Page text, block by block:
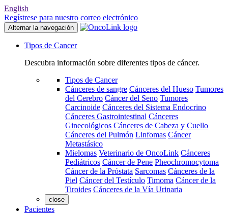
English
Regístrese para nuestro correo electrónico
Alternar la navegación
Tipos de Cancer
Descubra información sobre diferentes tipos de cáncer.
Tipos de Cancer
Cánceres de sangre Cánceres del Hueso Tumores
del Cerebro Cáncer del Seno Tumores
Carcinoide Cánceres del Sistema Endocrino
Cánceres Gastrointestinal Cánceres
Ginecológicos Cánceres de Cabeza y Cuello
Cánceres del Pulmón Linfomas Cáncer
Metastásico
Mielomas Veterinario de OncoLink Cánceres
Pediátricos Cáncer de Pene Pheochromocytoma
Cáncer de la Próstata Sarcomas Cánceres de la
Piel Cáncer del Testículo Timoma Cáncer de la
Tiroides Cánceres de la Vía Urinaria
close
Pacientes